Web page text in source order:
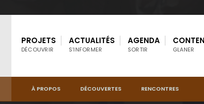
PROJETS
DÉCOUVRIR
ACTUALITÉS
S’INFORMER
AGENDA
SORTIR GLANER
À PROPOS DÉCOUVERTES RENCONTRES